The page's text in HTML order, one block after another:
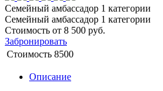
Семейный амбассадор 1 категории
Семейный амбассадор 1 категории
Стоимость от 8 500 руб.
Забронировать
Стоимость 8500
Описание